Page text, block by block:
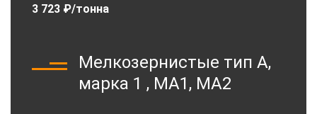
3 723 ₽/тонна
Мелкозернистые тип А,
марка 1 , МА1, МА2